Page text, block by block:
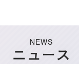
NEWS
ニュース